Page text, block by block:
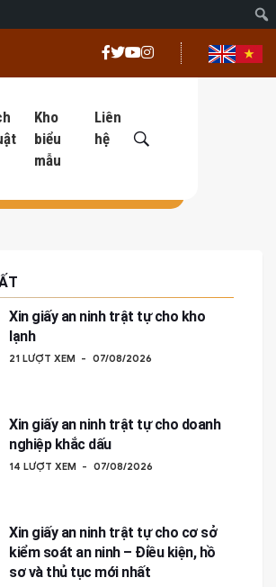
Kho
biểu
mẫu
Liên
hệ
Xin giấy an ninh trật tự cho kho
lạnh
21 LƯỢT XEM 07/08/2026
Xin giấy an ninh trật tự cho doanh
nghiệp khắc dấu
14 LƯỢT XEM 07/08/2026
Xin giấy an ninh trật tự cho cơ sở
kiểm soát an ninh – Điều kiện, hồ
sơ và thủ tục mới nhất